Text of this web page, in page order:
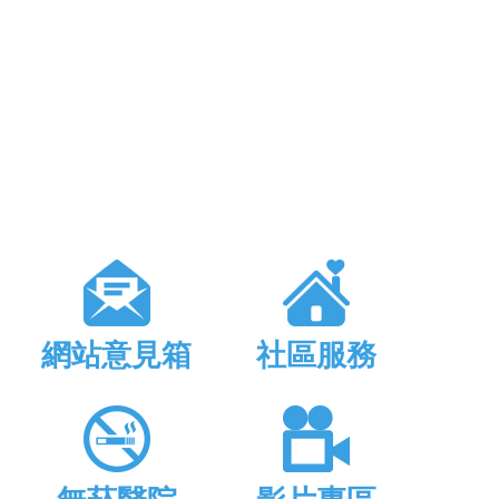
網站意見箱 社區服務